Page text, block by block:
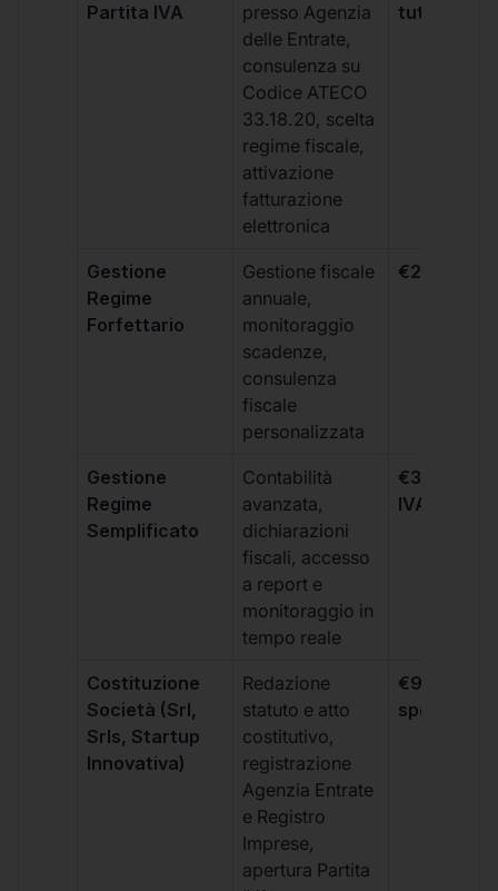
Partita IVA
presso Agenzia
delle Entrate,
consulenza su
Codice ATECO
33.18.20, scelta
regime fiscale,
attivazione
fatturazione
elettronica
tutti i piani
Gestione
Regime
Forfettario
Gestione fiscale
annuale,
monitoraggio
scadenze,
consulenza
fiscale
personalizzata
€264 +
Gestione
Regime
Semplificato
Contabilità
avanzata,
dichiarazioni
fiscali, accesso
a report e
monitoraggio in
tempo reale
€333 +
IVA/
Costituzione
Società (Srl,
Srls, Startup
Innovativa)
Redazione
statuto e atto
costitutivo,
registrazione
Agenzia Entrate
e Registro
Imprese,
apertura Partita
€99 + IVA
spese